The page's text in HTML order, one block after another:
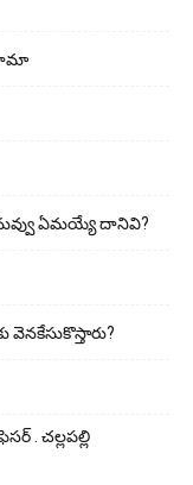
ఏమయ్యే దానివి?
. చల్లపల్లి